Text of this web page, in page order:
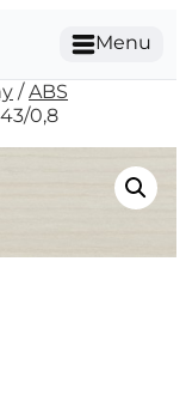
Menu
/ABS
0,8